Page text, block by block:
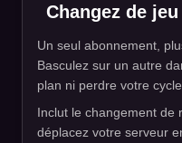
Changez de
Un seul abonnement,
Basculez sur un autre
plan ni perdre votre
Inclut le changement
déplacez votre serveur